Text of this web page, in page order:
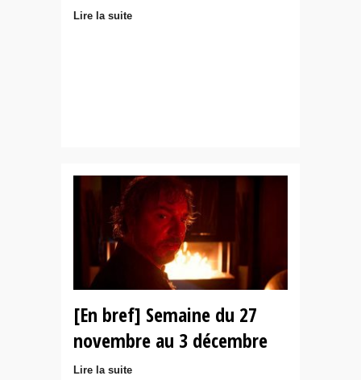
Lire la suite
[En bref] Semaine du 27
novembre au 3 décembre
Lire la suite